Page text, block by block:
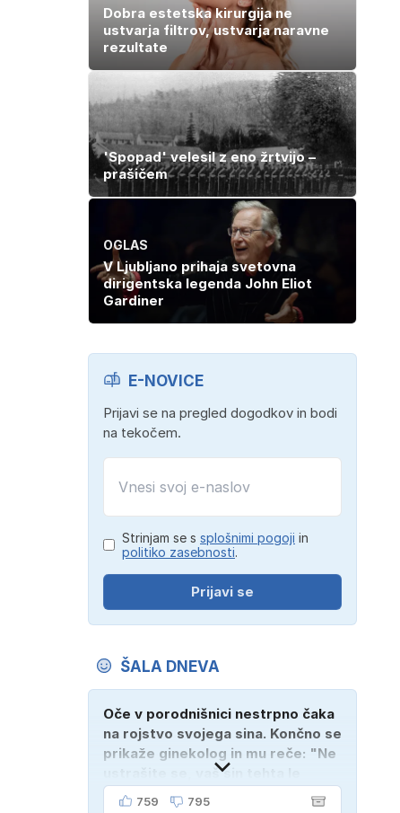
Dobra estetska kirurgija ne
ustvarja filtrov, ustvarja naravne
rezultate
'Spopad' velesil z eno žrtvijo –
prašičem
OGLAS
V Ljubljano prihaja svetovna
dirigentska legenda John Eliot
Gardiner
E-NOVICE
Prijavi se na pregled dogodkov in bodi
na tekočem.
Strinjam se s splošnimi pogoji in
politiko zasebnosti.
Prijavi se
ŠALA DNEVA
Oče v porodnišnici nestrpno čaka
na rojstvo svojega sina. Končno se
prikaže ginekolog in mu reče: "Ne
ustrašite se, vaš sin tehta le
dober kilogram!" "Nič čudnega,
759 795